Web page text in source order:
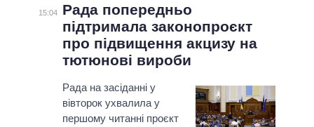
15:04
Рада попередньо
підтримала законопроєкт
про підвищення акцизу на
тютюнові вироби
Рада на засіданні у
вівторок ухвалила у
першому читанні проєкт